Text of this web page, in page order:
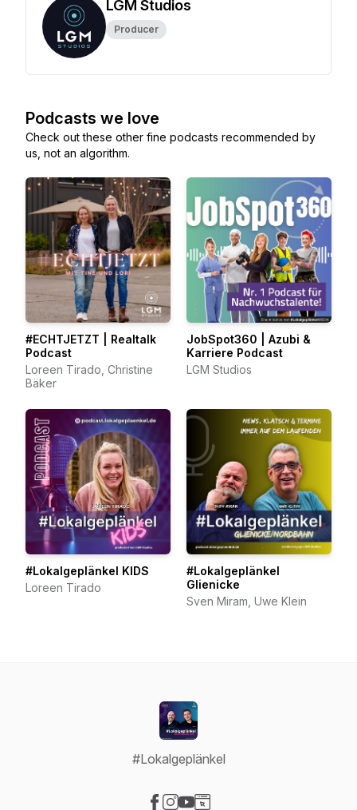
LGM Studios
Producer
Podcasts we love
Check out these other fine podcasts recommended by
us, not an algorithm.
#ECHTJETZT | Realtalk
Podcast
Loreen Tirado, Christine
Bäker
JobSpot360 | Azubi &
Karriere Podcast
LGM Studios
#Lokalgeplänkel KIDS
Loreen Tirado
#Lokalgeplänkel
Glienicke
Sven Miram, Uwe Klein
#Lokalgeplänkel